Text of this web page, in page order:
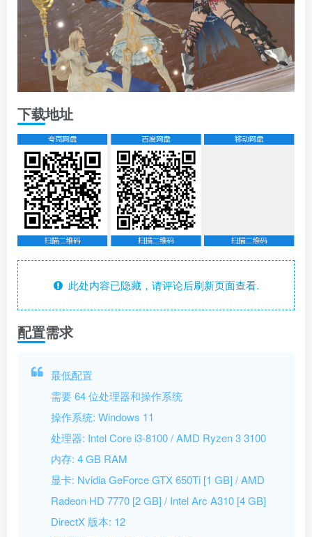
下载地址
此处内容已隐藏，请评论后刷新页面查看.
配置需求
最低配置
需要 64 位处理器和操作系统
操作系统: Windows 11
处理器: Intel Core i3-8100 / AMD Ryzen 3 3100
内存: 4 GB RAM
显卡: Nvidia GeForce GTX 650Ti [1 GB] / AMD
Radeon HD 7770 [2 GB] / Intel Arc A310 [4 GB]
DirectX 版本: 12